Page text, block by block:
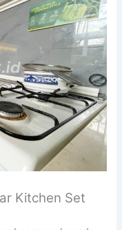
Kitchen Set